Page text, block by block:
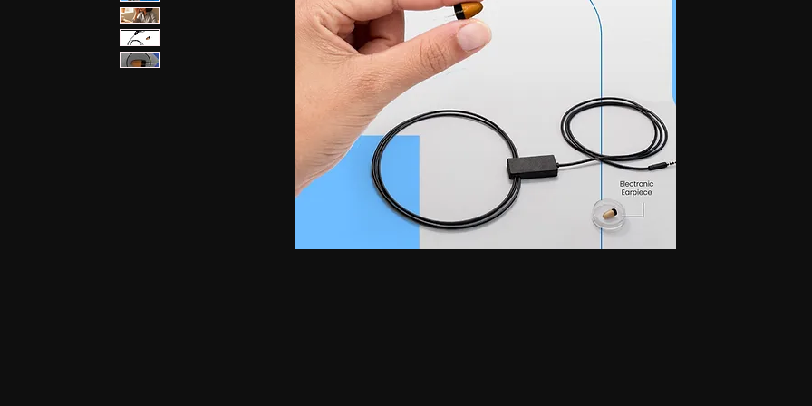
ইয়ারফোন, স্পাই ইয়ারপিস, স্পাই লুকানো ইয়ারফোন, স্পাই ন্যানো ইয়ারফোন, ন্যানো ম্যাগনেটিক ইয়ারফোন, ন্যানো ইয়ারপিস, জিএসএম কার্ড, লুকানো ইয়ারফোন সহ
জিএসএম কার্ড, স্পাই ইয়ারপিস সহ জিএসএম কার্ড, জিএসএম এটিএম কার্ড, লুকানো ইয়ারফোন সহ জিএসএম এটিএম কার্ড, স্পাই ইয়ারপিস সহ জিএসএম এটিএম কার্ড, জিএসএম
নেকলোপ, ন্যানো ম্যাগনেটিক ইয়ারপিস সহ জিএসএম নেকলোপ, ৪.৫ এমএম ইলেকট্রনিক ইয়ারপিস সহ ৪.৫ এমএম জিএসএম নেকলোপ, স্পাই ইয়ারপিস সহ ৪.৫ এমএম
জিএসএম নেকলোপ, জিএসএম বক্স স্পাই ইয়ারপিস, লুকানো ইয়ারফোন সহ জিএসএম বক্স, সবচেয়ে ছোট ইয়ারফোন সহ জিএসএম বক্স, জিএসএম ব্লুটুথ নেকলোপ, জিএসএম
ব্লুটুথ নেকলোপ স্পাই ইয়ারপিস, জিএসএম বানিয়ান, জিএসএম বানিয়ান লুকানো ইয়ারফোন, জিএসএম বানিয়ান ন্যানো ইয়ারপিস, জিএসএম বানিয়ান ম্যাগনেটিক ইয়ারপিস,
জিএসএম ভেস্ট, জিএসএম ভেস্ট লুকানো ইয়ারফোন, জিএসএম ভেস্ট ন্যানো ইয়ারপিস, জিএসএম ভেস্ট ম্যাগনেটিক ইয়ারপিস, ব্লুটুথ বানিয়ান, ব্লুটুথ বানিয়ান লুকানো
ইয়ারফোন, ব্লুটুথ বানিয়ান ন্যানো ইয়ারপিস, ব্লুটুথ বানিয়ান ম্যাগনেটিক ইয়ারপিস, ব্লুটুথ ভেস্ট, ব্লুটুথ ভেস্ট লুকানো ইয়ারফোন, ব্লুটুথ ভেস্ট ন্যানো ইয়ারপিস, ব্লুটুথ ভেস্ট
ম্যাগনেটিক ইয়ারপিস, ব্লুটুথ শার্ট, ব্লুটুথ শার্ট লুকানো ইয়ারফোন, ব্লুটুথ শার্ট ন্যানো ইয়ারপিস, ব্লুটুথ শার্ট ম্যাগনেটিক ইয়ারপিস, ব্লুটুথ শার্ট, ব্লুটুথ শার্ট লুকানো ইয়ারফোন, ব্লুটুথ
শার্ট ন্যানো ইয়ারপিস, ব্লুটুথ শার্ট ম্যাগনেটিক ইয়ারপিস, জিএসএম শার্ট, জিএসএম শার্ট লুকানো ইয়ারফোন, জিএসএম শার্ট ন্যানো ইয়ারপিস, জিএসএম শার্ট ম্যাগনেটিক ইয়ারপিস,
জিএসএম শার্ট, জিএসএম শার্ট লুকানো ইয়ারফোন, জিএসএম শার্ট ন্যানো ইয়ারপিস, জিএসএম শার্ট ম্যাগনেটিক ইয়ারপিস, জিএসএম শার্ট, জিএসএম শার্ট লুকানো ইয়ারফোন,
জিএসএম শার্ট ন্যানো ইয়ারপিস, জিএসএম শার্ট ম্যাগনেটিক ইয়ারপিস, জিএসএম শার্ট ইয়ারপিস, জিএসএম শার্ট ম্যাগনেটিক ইয়ারপিস, ব্লুটুথ ওয়াচ, ব্লুটুথ ওয়াচ লুকানো
ইয়ারফোন, ব্লুটুথ ওয়াচ ন্যানো ইয়ারপিস, ব্লুটুথ ওয়াচ ম্যাগনেটিক ইয়ারপিস, ব্লুটুথ ওয়াচ, ব্লুটুথ ওয়াচ লুকানো ইয়ারফোন, ব্লুটুথ ওয়াচ ন্যানো ইয়ারপিস, ব্লুটুথ ওয়াচ
ম্যাগনেটিক ইয়ারপিস, জিএসএম ওয়াচ, জিএসএম ওয়াচ লুকানো ইয়ারফোন, জিএসএম ওয়াচ ন্যানো ইয়ারপিস, জিএসএম ওয়াচ, জিএসএম ওয়াচ লুকানো ইয়ারফোন, জিএসএম
ওয়াচ ম্যাগনেটিক ইয়ারপিস, জিএসএম ওয়াচ, জিএসএম ওয়াচ লুকানো ইয়ারফোন, জিএসএম ওয়াচ, ব্লুটুথ পেন লুকানো ইয়ারফোন, ব্লুটুথ পেন ন্যানো ইয়ারপিস, ব্লুটুথ পেন
ম্যাগনেটিক ইয়ারপিস, ব্লুটুথ পেন জিএসএম পেন, জিএসএম পেন লুকানো ইয়ারফোন, জিএসএম পেন ন্যানো ইয়ারপিস, জিএসএম পেন লুকানো ইয়ারপিস, জিএসএম পেন
ম্যাগনেটিক ইয়ারপিস, স্পাই জিএসএম বানিয়ান, স্পাই জিএসএম বানিয়ান লুকানো ইয়ারফোন, স্পাই জিএসএম বানিয়ান ন্যানো ইয়ারপিস, স্পাই জিএসএম বানিয়ান ম্যাগনেটিক
ইয়ারপিস, স্পাই জিএসএম ভেস্ট, স্পাই জিএসএম ভেস্ট লুকানো ইয়ারফোন, স্পাই জিএসএম ভেস্ট ন্যানো ইয়ারপিস, স্পাই জিএসএম ভেস্ট ম্যাগনেটিক ইয়ারপিস, স্পাই ব্লুটুথ
বানিয়ান, স্পাই ব্লুটুথ বানিয়ান লুকানো ইয়ারফোন, স্পাই ব্লুটুথ বানিয়ান ন্যানো ইয়ারপিস, স্পাই ব্লুটুথ বানিয়ান ম্যাগনেটিক ইয়ারপিস, স্পাই ব্লুটুথ ভেস্ট, স্পাই ব্লুটুথ ভেস্ট
লুকানো ইয়ারফোন, স্পাই ব্লুটুথ ভেস্ট ন্যানো ইয়ারপিস, স্পাই ব্লুটুথ ভেস্ট ম্যাগনেটিক ইয়ারপিস, স্পাই ব্লুটুথ শার্ট, স্পাই ব্লুটুথ শার্ট লুকানো ইয়ারফোন, স্পাই ব্লুটুথ শার্ট
ন্যানো ইয়ারপিস, স্পাই ব্লুটুথ শার্ট ম্যাগনেটিক ইয়ারপিস, স্পাই ব্লুটুথ শার্ট, স্পাই ব্লুটুথ শার্ট লুকানো ইয়ারফোন, স্পাই ব্লুটুথ শার্ট ন্যানো ইয়ারপিস, স্পাই ব্লুটুথ শার্ট ম্যাগনেটিক
ইয়ারপিস, স্পাই জিএসএম শার্ট, স্পাই জিএসএম শার্ট লুকানো ইয়ারফোন, স্পাই জিএসএম শার্ট ন্যানো ইয়ারপিস, স্পাই জিএসএম শার্ট ম্যাগনেটিক ইয়ারপিস, স্পাই জিএসএম শার্ট,
স্পাই জিএসএম শার্ট লুকানো ইয়ারফোন, স্পাই জিএসএম শার্ট ন্যানো ইয়ারপিস, স্পাই জিএসএম শার্ট ম্যাগনেটিক ইয়ারপিস, স্পাই ব্লুটুথ ওয়াচ, স্পাই ব্লুটুথ ওয়াচ লুকানো
ইয়ারফোন, স্পাই ব্লুটুথ ওয়াচ ন্যানো ইয়ারপিস, স্পাই ব্লুটুথ ওয়াচ ম্যাগনেটিক ইয়ারপিস, স্পাই জিএসএম ওয়াচ, স্পাই জিএসএম ওয়াচ হিডেন ইয়ারফোন, স্পাই জিএসএম ওয়াচ
ন্যানো ইয়ারপিস, স্পাই জিএসএম ওয়াচ ম্যাগনেটিক ইয়ারপিস, স্পাই ব্লুটুথ পেন, স্পাই ব্লুটুথ পেন হিডেন ইয়ারফোন, স্পাই ব্লুটুথ পেন ন্যানো ইয়ারপিস, স্পাই ব্লুটুথ পেন
জিএসএম পেন, স্পাই জিএসএম পেন হিডেন ইয়ারফোন, স্পাই জিএসএম পেন ন্যানো ইয়ারপিস, স্পাই জিএসএম পেন ম্যাগনেটিক ইয়ারপিস